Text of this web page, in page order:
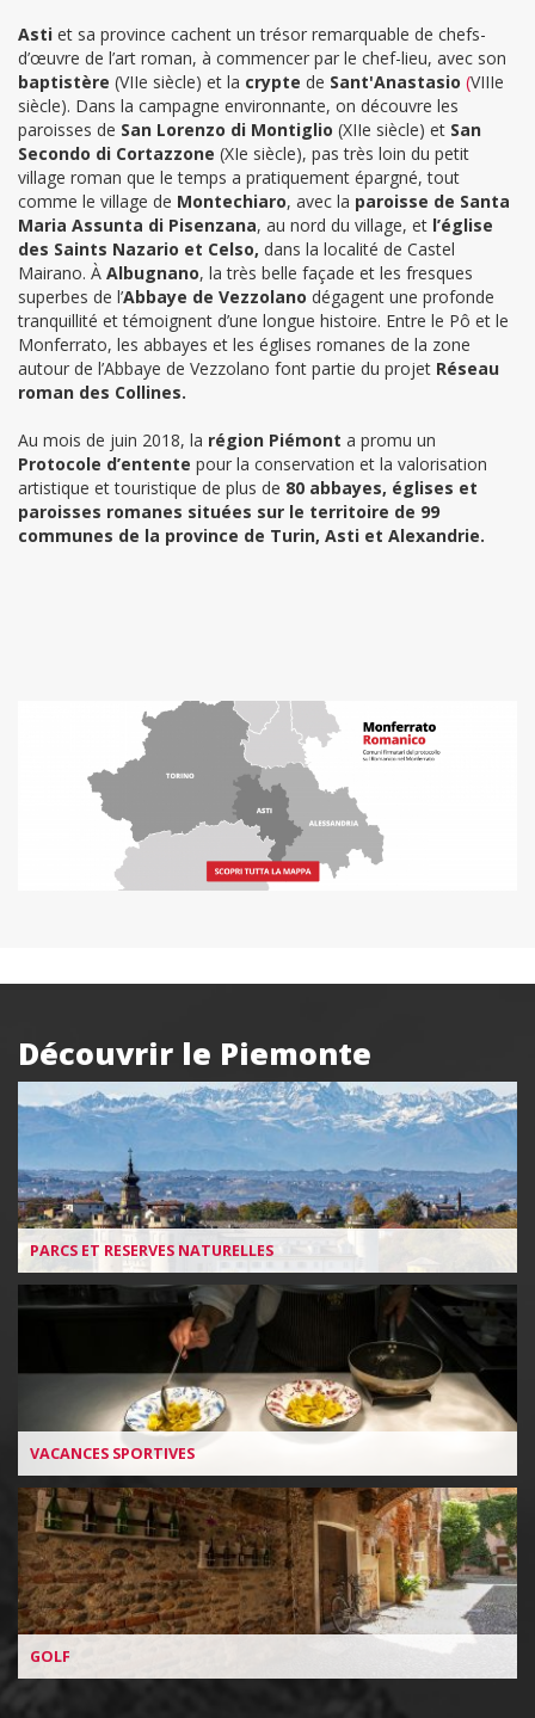
Asti et sa province cachent un trésor remarquable de chefs-
d’œuvre de l’art roman, à commencer par le chef-lieu, avec son
baptistère (VIIe siècle) et la crypte de Sant'Anastasio (VIIIe
siècle). Dans la campagne environnante, on découvre les
paroisses de San Lorenzo di Montiglio (XIIe siècle) et San
Secondo di Cortazzone (XIe siècle), pas très loin du petit
village roman que le temps a pratiquement épargné, tout
comme le village de Montechiaro, avec la paroisse de Santa
Maria Assunta di Pisenzana, au nord du village, et l’église
des Saints Nazario et Celso, dans la localité de Castel
Mairano. À Albugnano, la très belle façade et les fresques
superbes de l’Abbaye de Vezzolano dégagent une profonde
tranquillité et témoignent d’une longue histoire. Entre le Pô et le
Monferrato, les abbayes et les églises romanes de la zone
autour de l’Abbaye de Vezzolano font partie du projet Réseau
roman des Collines.
Au mois de juin 2018, la région Piémont a promu un
Protocole d’entente pour la conservation et la valorisation
artistique et touristique de plus de 80 abbayes, églises et
paroisses romanes situées sur le territoire de 99
communes de la province de Turin, Asti et Alexandrie.
Découvrir le Piemonte
PARCS ET RESERVES NATURELLES
VACANCES SPORTIVES
GOLF